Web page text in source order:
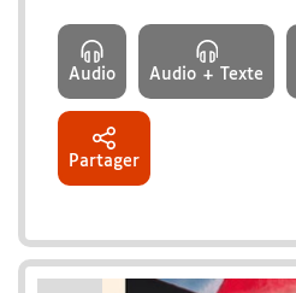
Audio Audio + Texte
Partager